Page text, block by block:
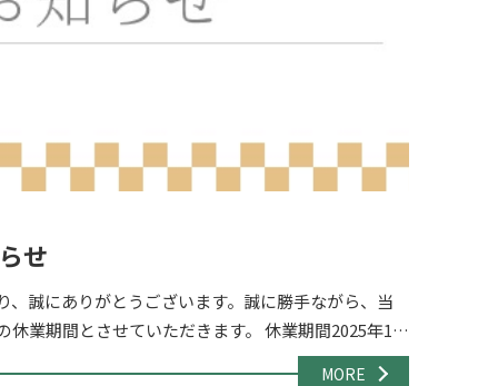
せ
、誠にありがとうございます。誠に勝手ながら、当
休業期間とさせていただきます。 休業期間2025年12
MORE